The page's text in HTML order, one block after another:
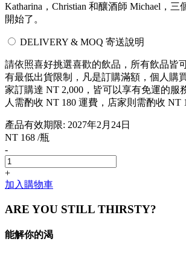
Katharina，Christian 和釀酒師 Michael，三
開始了。
DELIVERY & MOQ 寄送說明
請依照喜好挑選喜歡的飲品，所有飲品皆
有最低出貨限制，凡是訂購滿額，個人購
家訂購達 NT 2,000，皆可以享有免運的服
人需酌收 NT 180 運費，店家則需酌收 NT
產品有效期限: 2027年2月24日
NT 168 /瓶
-
+
加入購物車
ARE YOU STILL THIRSTY?
能解你的渴